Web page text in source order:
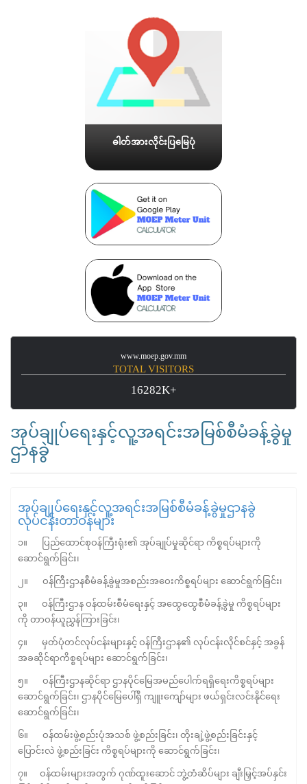
ဓါတ်အားလိုင်းပြမြေပုံ
www.moep.gov.mm
TOTAL VISITORS
16282K+
အုပ်ချုပ်ရေးနှင့်လူ့အရင်းအမြစ်စီမံခန့်ခွဲမှု
ဌာနခွဲ
အုပ်ချုပ်ရေးနှင့်လူ့အရင်းအမြစ်စီမံခန့်ခွဲမှုဌာနခွဲ
လုပ်ငန်းတာဝန်များ
၁။ ပြည်ထောင်စုဝန်ကြီးရုံး၏ အုပ်ချုပ်မှုဆိုင်ရာ ကိစ္စရပ်များကို
ဆောင်ရွက်ခြင်း၊
၂။ ဝန်ကြီးဌာနစီမံခန့်ခွဲမှုအစည်းအဝေးကိစ္စရပ်များ ဆောင်ရွက်ခြင်း၊
၃။ ဝန်ကြီးဌာန ဝန်ထမ်းစီမံရေးနှင့် အထွေထွေစီမံခန့်ခွဲမှု ကိစ္စရပ်များ
ကို တာဝန်ယူညွှန်ကြားခြင်း၊
၄။ မှတ်ပုံတင်လုပ်ငန်းများနှင့် ဝန်ကြီးဌာန၏ လုပ်ငန်းလိုင်စင်နှင့် အခွန်
အခဆိုင်ရာကိစ္စရပ်များ ဆောင်ရွက်ခြင်း၊
၅။ ဝန်ကြီးဌာနဆိုင်ရာ ဌာနပိုင်မြေအမည်ပေါက်ရရှိရေးကိစ္စရပ်များ
ဆောင်ရွက်ခြင်း၊ ဌာနပိုင်မြေပေါ်ရှိ ကျူးကျော်များ ဖယ်ရှင်းလင်းနိုင်ရေး
ဆောင်ရွက်ခြင်း၊
၆။ ဝန်ထမ်းဖွဲ့စည်းပုံအသစ် ဖွဲ့စည်းခြင်း၊ တိုးချဲ့ဖွဲ့စည်းခြင်းနှင့်
ပြောင်းလဲ ဖွဲ့စည်းခြင်း ကိစ္စရပ်များကို ဆောင်ရွက်ခြင်း၊
၇။ ဝန်ထမ်းများအတွက် ဂုဏ်ထူးဆောင် ဘွဲ့တံဆိပ်များ ချီးမြှင့်အပ်နှင်း